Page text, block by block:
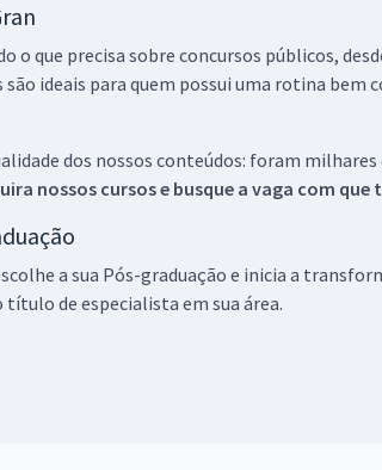
o que precisa sobre concursos públicos,
ideais para quem possui uma rotina
dos nossos conteúdos: foram milhares
nossos cursos e busque a vaga com
a sua Pós-graduação e inicia a
título de especialista em sua área.